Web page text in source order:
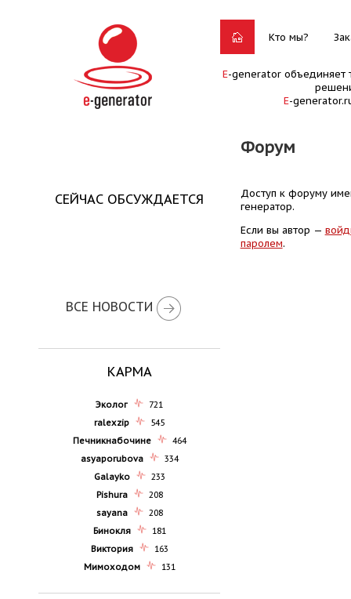
Кто мы?
E-generator объединяет
E-
Форум
СЕЙЧАС ОБСУЖДАЕТСЯ
ВСЕ НОВОСТИ
КАРМА
Эколог
721
ralexzip
545
Печникнабочине
464
asyaporubova
334
Galayko
233
Pishura
208
sayana
208
Бинокля
181
Виктория
163
Мимоходом
131
Доступ к форуму
генератор.
Если вы автор —
паролем.